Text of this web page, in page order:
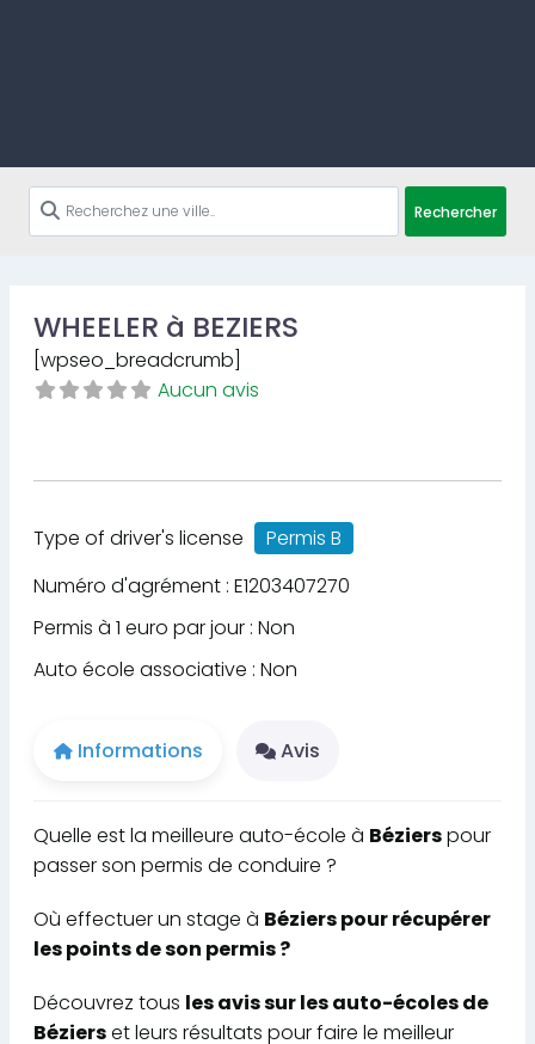
Rechercher
WHEELER à BEZIERS
[wpseo_breadcrumb]
Aucun avis
Type of driver's license
Permis B
Numéro d'agrément : E1203407270
Permis à 1 euro par jour : Non
Auto école associative : Non
Informations Avis
Quelle est la meilleure auto-école à Bézierspour
passer son permis de conduire ?
Où effectuer un stage à Béziers pour récupérer
les points de son permis ?
Découvrez tous les avis sur les auto-écoles de
Bézierset leurs résultats pour faire le meilleur